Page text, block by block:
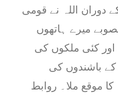
دوران اللہ نے قومی
میرے ہاتھوں
اور کئی ملکوں کی
باشندوں کی
موقع ملا۔ روابط